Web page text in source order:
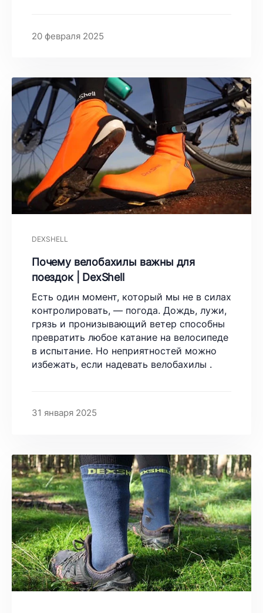
20 февраля 2025
DEXSHELL
Почему велобахилы важны для
поездок | DexShell
Есть один момент, который мы не в силах
контролировать, — погода. Дождь, лужи,
грязь и пронизывающий ветер способны
превратить любое катание на велосипеде
в испытание. Но неприятностей можно
избежать, если надевать велобахилы .
31 января 2025